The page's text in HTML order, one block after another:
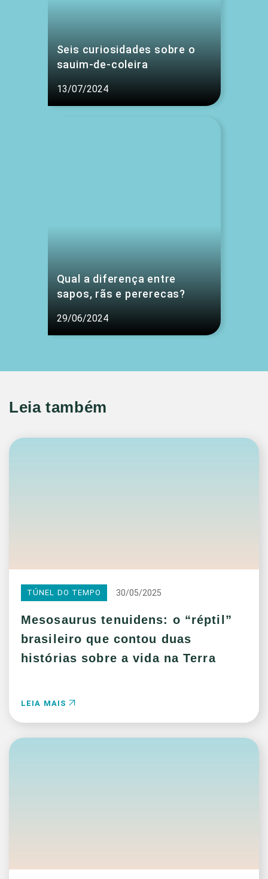
Seis curiosidades sobre o
sauim-de-coleira
13/07/2024
Qual a diferença entre
sapos, rãs e pererecas?
29/06/2024
Leia também
TÚNEL DO TEMPO 30/05/2025
Mesosaurus tenuidens: o “réptil”
brasileiro que contou duas
histórias sobre a vida na Terra
LEIA MAIS